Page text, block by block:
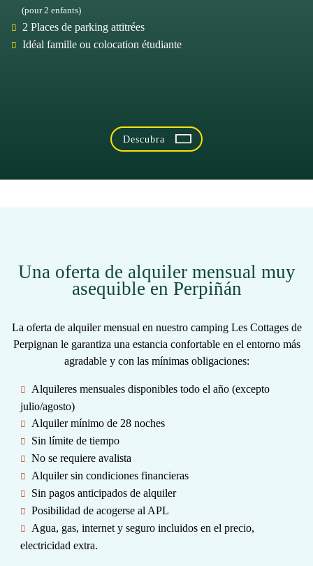
Descubra
(pour 2 enfants)
2 Places de parking attitrées
Idéal famille ou colocation étudiante
Una oferta de alquiler mensual muy
asequible en Perpiñán
La oferta de alquiler mensual en nuestro camping Les Cottages de
Perpignan le garantiza una estancia confortable en el entorno más
agradable y con las mínimasobligaciones:
Alquileres mensuales disponibles todo el año (excepto
julio/agosto)
Alquiler mínimo de 28 noches
Sin límite de tiempo
No se requiere avalista
Alquiler sin condiciones financieras
Sin pagos anticipados de alquiler
Posibilidad de acogerse al APL
Agua, gas, internet y seguro incluidos en el precio,
electricidad extra.